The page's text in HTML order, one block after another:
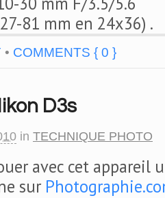
81 mm en 24x36) .
• COMMENTS { 0 }
D3s
in TECHNIQUE PHOTO
avec cet
sur